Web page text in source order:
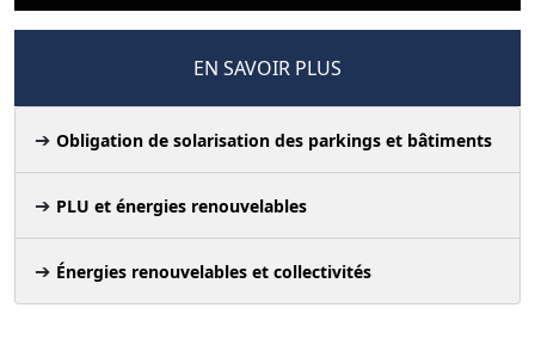
EN SAVOIR PLUS
Obligation de solarisation des parkings et bâtiments
PLU et énergies renouvelables
Énergies renouvelables et collectivités